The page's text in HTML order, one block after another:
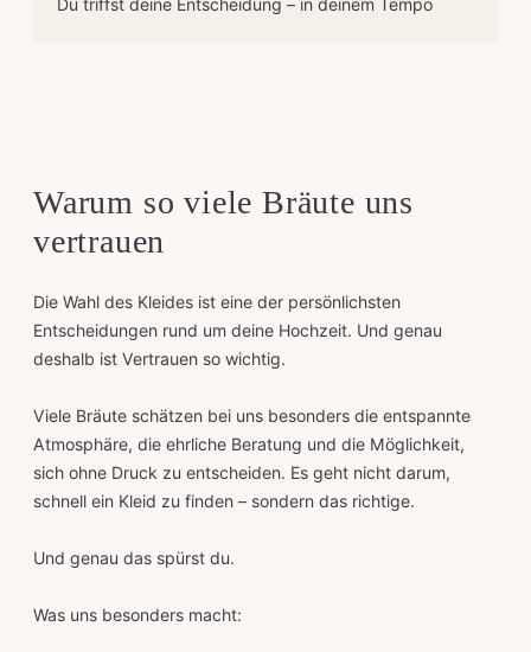
Du triffst deine Entscheidung – in deinem Tempo
Warum so viele Bräute uns
vertrauen
Die Wahl des Kleides ist eine der persönlichsten
Entscheidungen rund um deine Hochzeit. Und genau
deshalb ist Vertrauen so wichtig.
Viele Bräute schätzen bei uns besonders die entspannte
Atmosphäre, die ehrliche Beratung und die Möglichkeit,
sich ohne Druck zu entscheiden. Es geht nicht darum,
schnell ein Kleid zu finden – sondern das richtige.
Und genau das spürst du.
Was uns besonders macht: